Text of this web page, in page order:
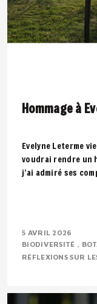
Hommage à
Evelyne Leterme
voudrai rendre un
j’ai admiré ses
5 AVRIL 2026
BIODIVERSITÉ
RÉFLEXIONS SUR